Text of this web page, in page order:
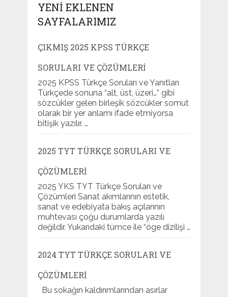
YENI EKLENEN
SAYFALARIMIZ
ÇIKMIŞ 2025 KPSS TÜRKÇE
SORULARI VE ÇÖZÜMLERI
2025 KPSS Türkçe Soruları ve Yanıtları
Türkçede sonuna “alt, üst, üzeri…” gibi
sözcükler gelen birleşik sözcükler somut
olarak bir yer anlamı ifade etmiyorsa
bitişik yazılır. …
2025 TYT TÜRKÇE SORULARI VE
ÇÖZÜMLERI
2025 YKS TYT Türkçe Soruları ve
Çözümleri Sanat akımlarının estetik,
sanat ve edebiyata bakış açılarının
muhtevası çoğu durumlarda yazılı
değildir. Yukarıdaki tümce ile “öge dizilişi …
2024 TYT TÜRKÇE SORULARI VE
ÇÖZÜMLERI
Bu sokağın kaldırımlarından asırlar